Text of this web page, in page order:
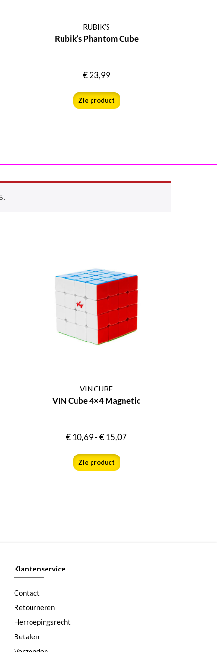
RUBIK’S
Rubik’s Phantom Cube
€23,99
Zie product
VIN CUBE
VIN Cube 4×4 Magnetic
€10,69-€15,07
Zie product
Klantenservice
Contact
Retourneren
Herroepingsrecht
Betalen